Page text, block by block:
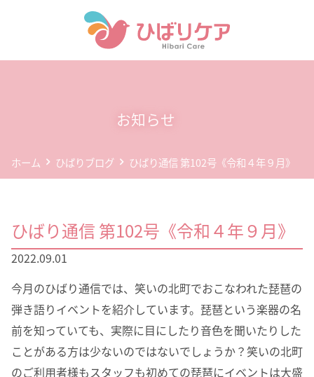
デイサービス(通所介護)
企業情報
個人情報保護方針
お知らせ
ホーム ひばりブログ ひばり通信 第102号《令和４年９月》
ひばり通信 第102号《令和４年９月》
2022.09.01
今月のひばり通信では、笑いの北町でおこなわれた琵琶の
弾き語りイベントを紹介しています。琵琶という楽器の名
前を知っていても、実際に目にしたり音色を聞いたりした
ことがある方は少ないのではないでしょうか？笑いの北町
のご利用者様もスタッフも初めての琵琶にイベントは大盛